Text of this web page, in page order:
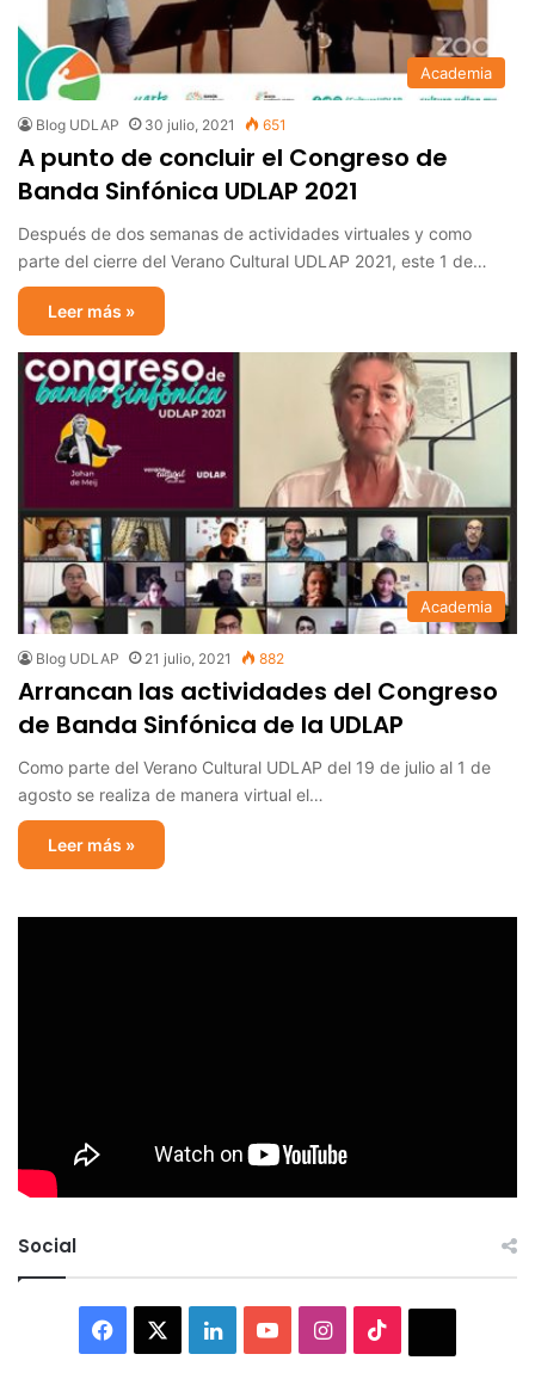
Academia
Blog UDLAP 30 julio, 2021 651
A punto de concluir el Congreso de
Banda Sinfónica UDLAP 2021
Después de dos semanas de actividades virtuales y como
parte del cierre del Verano Cultural UDLAP 2021, este 1 de…
Leer más »
Academia
Blog UDLAP 21 julio, 2021 882
Arrancan las actividades del Congreso
de Banda Sinfónica de la UDLAP
Como parte del Verano Cultural UDLAP del 19 de julio al 1 de
agosto se realiza de manera virtual el…
Leer más »
Social
Facebook LinkedInYouTubeInstagram